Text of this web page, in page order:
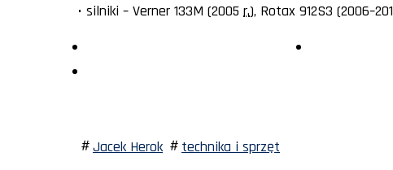
• silniki – Verner 133M (2005 r.), Rotax 912S3
Jacek Herok technika i sprzęt